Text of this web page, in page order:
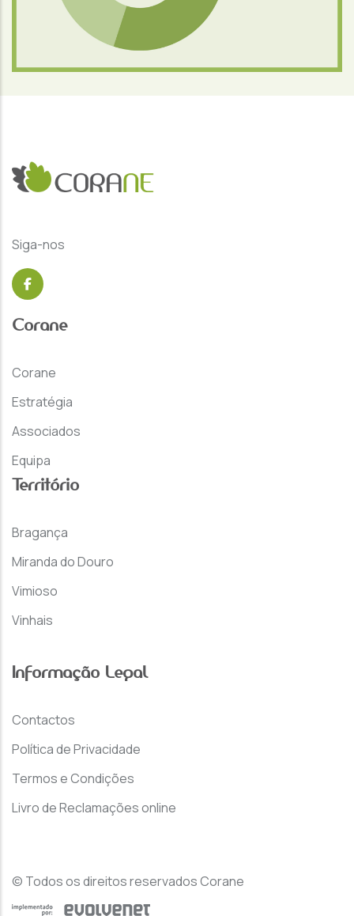
Siga-nos
Corane
Corane
Estratégia
Associados
Equipa
Território
Bragança
Miranda do Douro
Vimioso
Vinhais
Informação Legal
Contactos
Política de Privacidade
Termos e Condições
Livro de Reclamações online
© Todos os direitos reservados Corane